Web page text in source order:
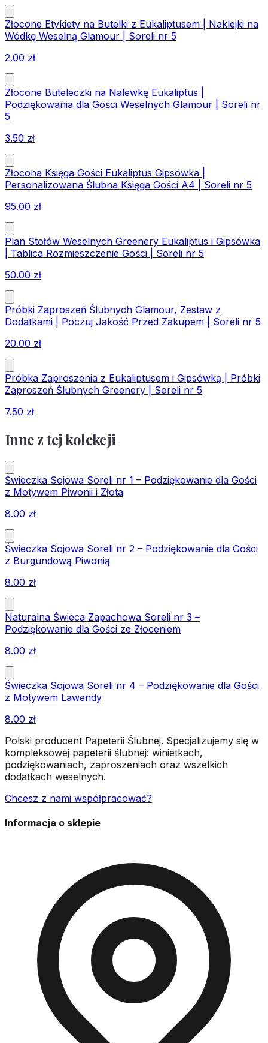
Złocone Etykiety na Butelki z Eukaliptusem | Naklejki na
Wódkę Weselną Glamour | Soreli nr 5
2.00 zł
Złocone Buteleczki na Nalewkę Eukaliptus |
Podziękowania dla Gości Weselnych Glamour | Soreli nr
5
3.50 zł
Złocona Księga Gości Eukaliptus Gipsówka |
Personalizowana Ślubna Księga Gości A4 | Soreli nr 5
95.00 zł
Plan Stołów Weselnych Greenery Eukaliptus i Gipsówka
| Tablica Rozmieszczenie Gości | Soreli nr 5
50.00 zł
Próbki Zaproszeń Ślubnych Glamour, Zestaw z
Dodatkami | Poczuj Jakość Przed Zakupem | Soreli nr 5
20.00 zł
Próbka Zaproszenia z Eukaliptusem i Gipsówką | Próbki
Zaproszeń Ślubnych Greenery | Soreli nr 5
7.50 zł
Inne z tej kolekcji
Świeczka Sojowa Soreli nr 1 – Podziękowanie dla Gości
z Motywem Piwonii i Złota
8.00 zł
Świeczka Sojowa Soreli nr 2 – Podziękowanie dla Gości
z Burgundową Piwonią
8.00 zł
Naturalna Świeca Zapachowa Soreli nr 3 –
Podziękowanie dla Gości ze Złoceniem
8.00 zł
Świeczka Sojowa Soreli nr 4 – Podziękowanie dla Gości
z Motywem Lawendy
8.00 zł
Polski producent Papeterii Ślubnej. Specjalizujemy się w
kompleksowej papeterii ślubnej: winietkach,
podziękowaniach, zaproszeniach oraz wszelkich
dodatkach weselnych.
Chcesz z nami współpracować?
Informacja o sklepie